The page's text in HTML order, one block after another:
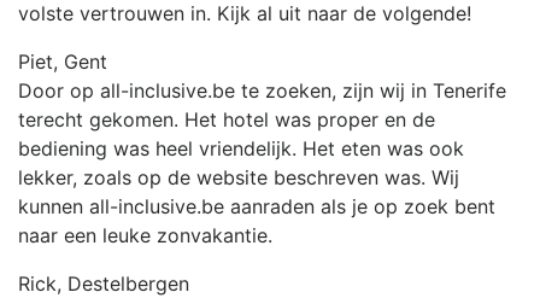
volste vertrouwen in. Kijk al uit naar de volgende!
Piet, Gent
Door op all-inclusive.be te zoeken, zijn wij in Tenerife
terecht gekomen. Het hotel was proper en de
bediening was heel vriendelijk. Het eten was ook
lekker, zoals op de website beschreven was. Wij
kunnen all-inclusive.be aanraden als je op zoek bent
naar een leuke zonvakantie.
Rick, Destelbergen